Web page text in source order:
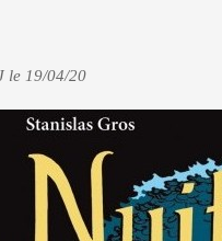
le 19/04/20